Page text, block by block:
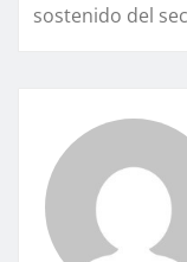
sostenido del